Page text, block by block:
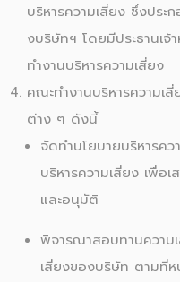
บริหารความเสี่ยง ซึ่งปร
งบริษัทฯ โดยมีประธานเจ้
ทำงานบริหารความเสี่ยง
คณะทำงานบริหารความเ
ต่าง ๆ ดังนี้
จัดทำนโยบายบริหารค
บริหารความเสี่ยง เพื่อ
และอนุมัติ
พิจารณาสอบทานความ
เสี่ยงของบริษัท ตามที่ห